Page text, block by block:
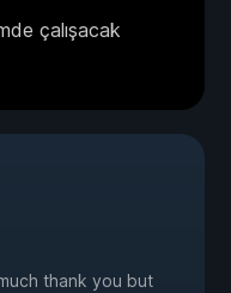
çalışacak
thank you but